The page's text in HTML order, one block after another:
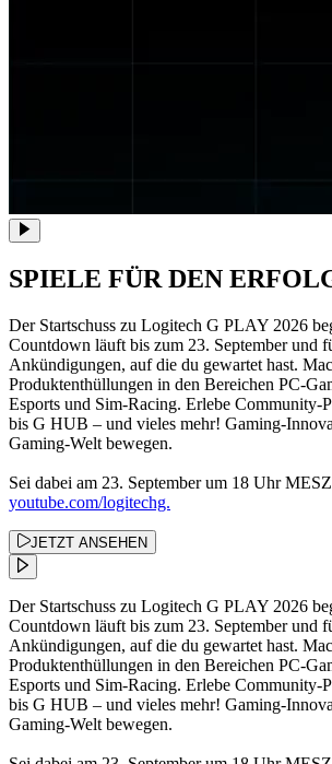
SPIELE FÜR DEN
Der Startschuss zu Logitech G PLAY 2026
Countdown läuft bis zum 23. September und
Ankündigungen, auf die du gewartet hast.
Produktenthüllungen in den Bereichen PC-
Esports und Sim-Racing. Erlebe Community-
bis G HUB – und vieles mehr! Gaming-
Gaming-Welt bewegen.
Sei dabei am 23. September um 18 Uhr
youtube.com/logitechg.
JETZT ANSEHEN
Der Startschuss zu Logitech G PLAY 2026
Countdown läuft bis zum 23. September und
Ankündigungen, auf die du gewartet hast.
Produktenthüllungen in den Bereichen PC-
Esports und Sim-Racing. Erlebe Community-
bis G HUB – und vieles mehr! Gaming-
Gaming-Welt bewegen.